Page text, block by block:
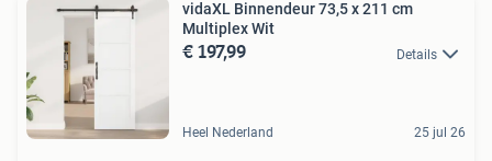
vidaXL Binnendeur 73,5 x 211 cm
Multiplex Wit
€ 197,99 Details
Heel Nederland 25 jul 26